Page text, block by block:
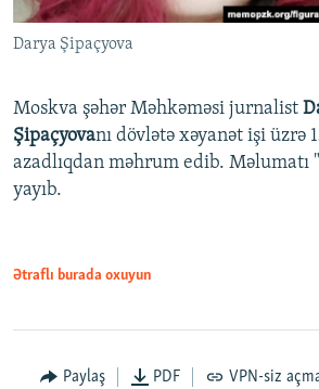
Darya Şipaçyova
Moskva şəhər Məhkəməsi jurnalist
Şipaçyovanı dövlətə xəyanət işi üzrə
azadlıqdan məhrum edib. Məlumatı
yayıb.
Ətraflı burada oxuyun
Paylaş PDF VPN-siz